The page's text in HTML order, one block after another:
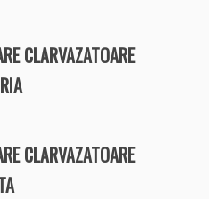
CLARVAZATOARE
CLARVAZATOARE